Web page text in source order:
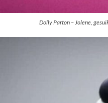
Dolly Parton – Jolene,